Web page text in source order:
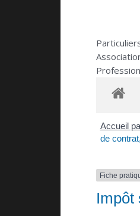
Accueil
de
Fiche
Impôt